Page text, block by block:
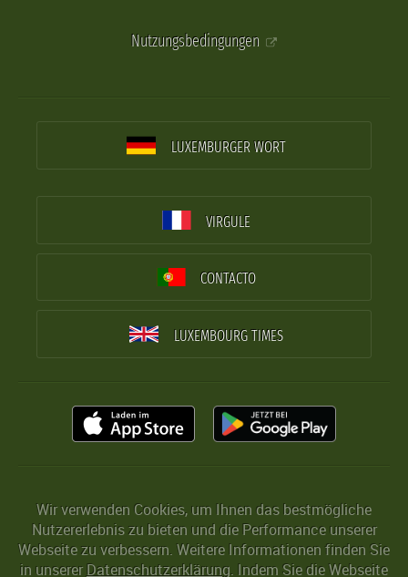
Nutzungsbedingungen
LUXEMBURGER WORT
VIRGULE
CONTACTO
LUXEMBOURG TIMES
Wir verwenden Cookies, um Ihnen das bestmögliche
Nutzererlebnis zu bieten und die Performance unserer
Webseite zu verbessern. Weitere Informationen finden Sie
in unserer Datenschutzerklärung. Indem Sie die Webseite